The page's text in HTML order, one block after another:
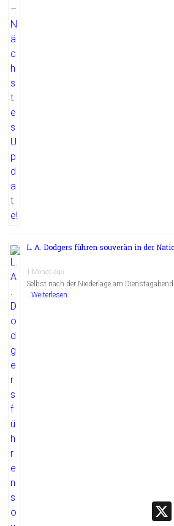
L. A. Dodgers führen souverän in der
1 Monat ago
Selbst nach der Niederlage am Dienstagabend
…Weiterlesen...